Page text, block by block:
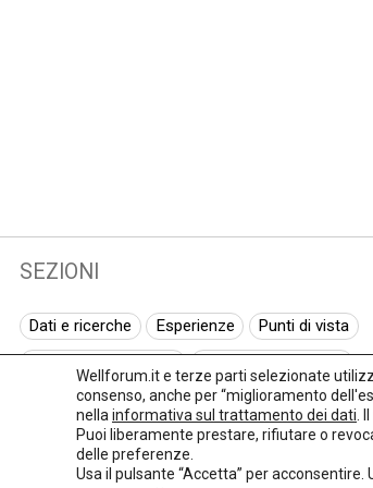
SEZIONI
Dati e ricerche Esperienze
Punti di vista
Normativa europea
Rassegna normativa
I seminari di Welforum
Eventi
Spazio ai promotori
Wellforum.it e terze parti selezionate
consenso, anche per “miglioramento
nella informativa sul trattamento dei dati .
Puoi liberamente prestare, rifiutare o
delle preferenze.
Usa il pulsante “Accetta” per